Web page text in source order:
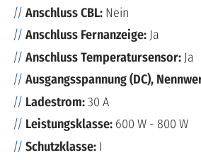
Anschluss CBL: Nein
Anschluss Fernanzeige: Ja
Anschluss Temperatursensor: Ja
Ausgangsspannung (DC),
Ladestrom:30 A
Leistungsklasse: 600 W - 800 W
Schutzklasse: I